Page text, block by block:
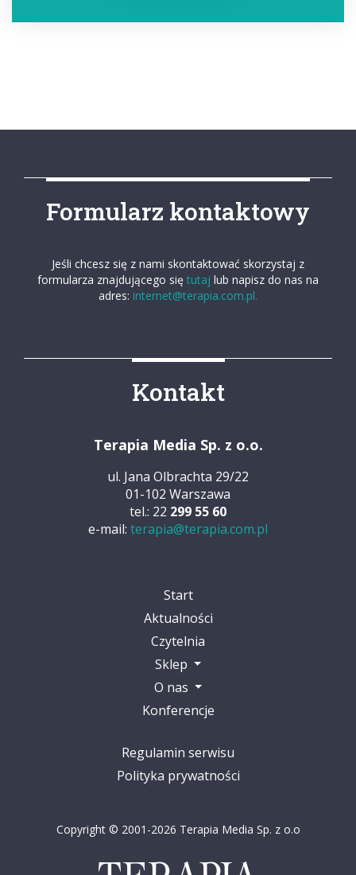
Formularz kontaktowy
Jeśli chcesz się z nami skontaktować skorzystaj z
formularza znajdującego się tutaj lub napisz do nas na
adres: internet@terapia.com.pl.
Kontakt
Terapia Media Sp. z o.o.
ul. Jana Olbrachta 29/22
01-102 Warszawa
tel.: 22 299 55 60
e-mail: terapia@terapia.com.pl
Start
Aktualności
Czytelnia
Sklep
O nas
Konferencje
Regulamin serwisu
Polityka prywatności
Copyright © 2001-2026 Terapia Media Sp. z o.o